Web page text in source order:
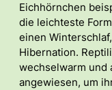
Eichhörnchen
die leichteste
einen
Hibernation.
wechselwarm und
angewiesen, um